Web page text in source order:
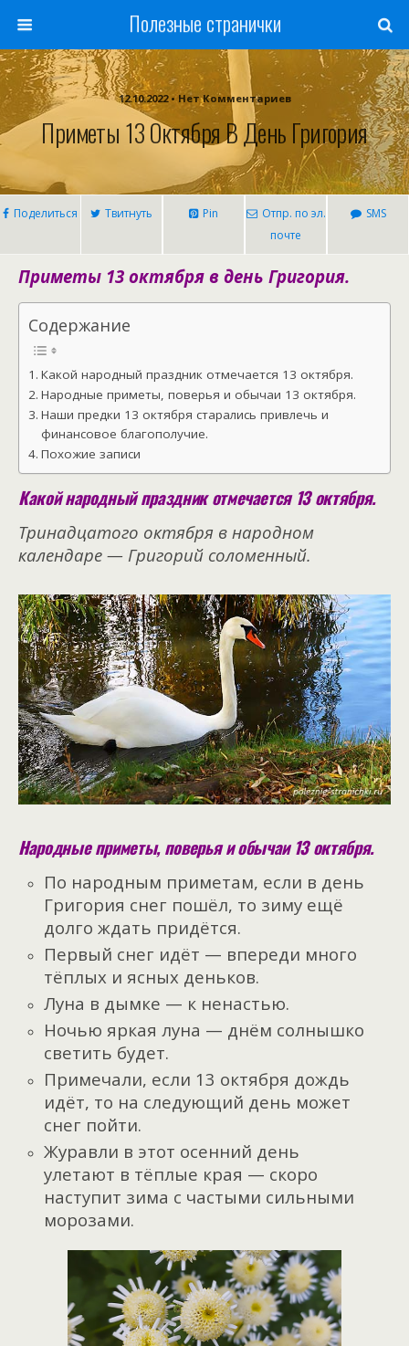
Полезные странички
12.10.2022 • Нет Комментариев
Приметы 13 Октября В День Григория
Поделиться Твитнуть Pin
Отпр. по эл.
почте
SMS
Приметы 13 октября в день Григория.
Содержание
Какой народный праздник отмечается 13 октября.
Народные приметы, поверья и обычаи 13 октября.
Наши предки 13 октября старались привлечь и
финансовое благополучие.
Похожие записи
Какой народный праздник отмечается 13 октября.
Тринадцатого октября в народном
календаре — Григорий соломенный.
Народные приметы, поверья и обычаи 13 октября.
По народным приметам, если в день
Григория снег пошёл, то зиму ещё
долго ждать придётся.
Первый снег идёт — впереди много
тёплых и ясных деньков.
Луна в дымке — к ненастью.
Ночью яркая луна — днём солнышко
светить будет.
Примечали, если 13 октября дождь
идёт, то на следующий день может
снег пойти.
Журавли в этот осенний день
улетают в тёплые края — скоро
наступит зима с частыми сильными
морозами.